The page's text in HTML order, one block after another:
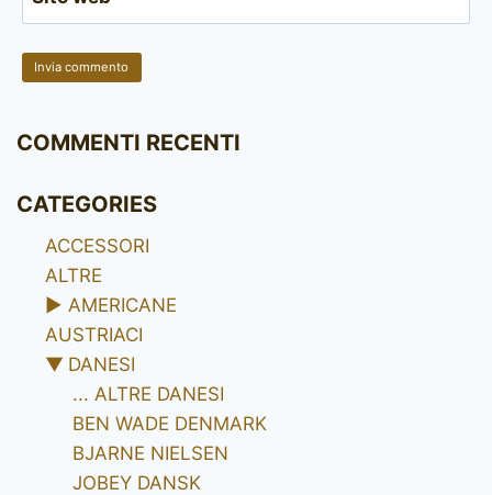
COMMENTI RECENTI
CATEGORIES
ACCESSORI
ALTRE
► AMERICANE
AUSTRIACI
▼ DANESI
... ALTRE DANESI
BEN WADE DENMARK
BJARNE NIELSEN
JOBEY DANSK